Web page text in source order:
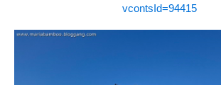
vcontsId=94415